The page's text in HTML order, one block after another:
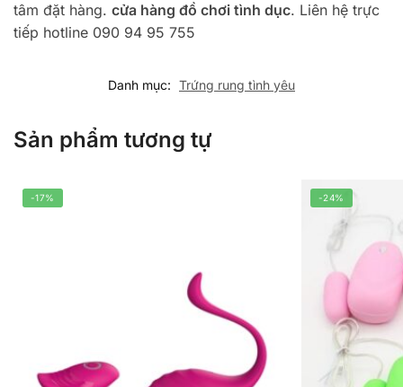
tâm đặt hàng. cửa hàng đồ chơi tình dục. Liên hệ trực
tiếp hotline 090 94 95 755
Danh mục: Trứng rung tình yêu
Sản phẩm tương tự
-17% -24%